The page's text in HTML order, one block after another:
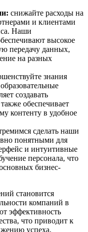
снижайте расходы на
и клиентами
Наши
высокое
передачу данных,
на разных
знания
создавать
обеспечивает
контенту в удобное
сделать наши
понятными для
и интуитивные
персонала, что
бизнес-
становится
компаний в
эффективность
что приводит к
успеха.